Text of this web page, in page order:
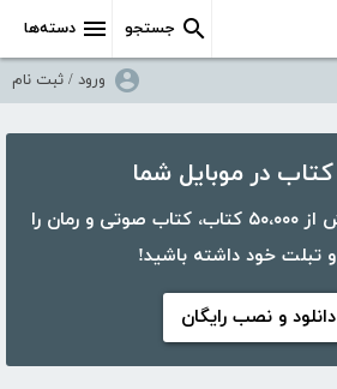
دسته‌ها جستجو
ورود / ثبت نام
با اپلیکیشن کتابراه، بیش از ۵۰،۰۰۰ کتاب، کتاب صوتی و رمان را
و تبلت خود داشته باشید!
دانلود و نصب رایگان